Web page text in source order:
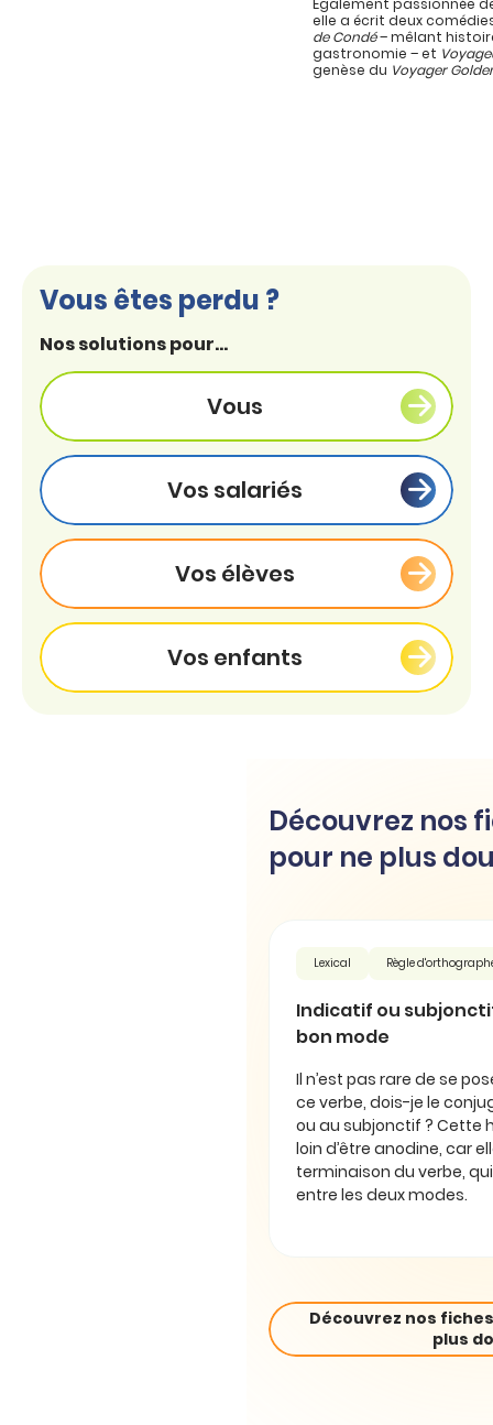
elle a écrit deux
de Condé– mêlant
gastronomie – et
genèse du Voyager
Vous êtes perdu ?
Nos solutions pour...
Vous
Vos salariés
Vos élèves
Vos enfants
Découvrez nos
pour ne plus
Lexical Règle
Indicatif ou
bon mode
Il n’est pas rare de se
ce verbe, dois-je le
ou au subjonctif ? Cette
loin d’être anodine, car
terminaison du verbe,
entre les deux modes.
Découvrez nos
plus